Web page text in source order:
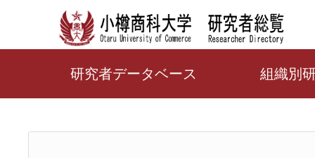
研究者データベース 組織別